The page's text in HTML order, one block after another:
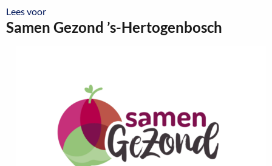
Lees voorLees voor
Samen Gezond ’s-Hertogenbosch